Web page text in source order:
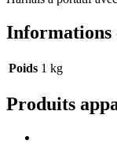
Informations
Poids 1 kg
Produits